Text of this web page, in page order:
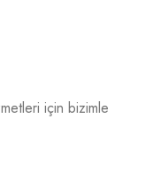
için bizimle